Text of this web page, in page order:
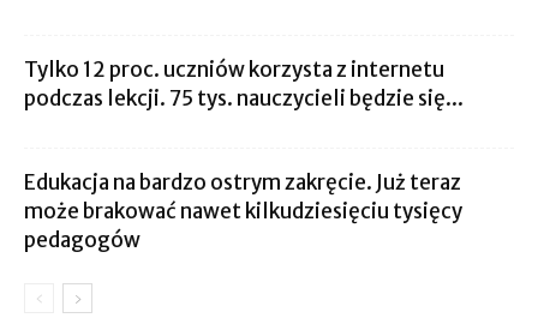
Tylko 12 proc. uczniów korzysta z internetu
podczas lekcji. 75 tys. nauczycieli będzie się...
Edukacja na bardzo ostrym zakręcie. Już teraz
może brakować nawet kilkudziesięciu tysięcy
pedagogów